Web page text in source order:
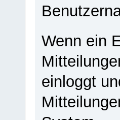
Wenn ein
einloggt